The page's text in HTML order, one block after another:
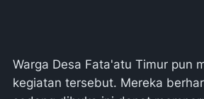
Warga Desa Fata'atu Timur pun
kegiatan tersebut. Mereka